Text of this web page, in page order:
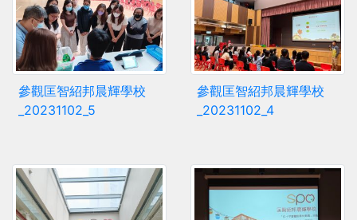
參觀匡智紹邦晨輝學校
_20231102_5
參觀匡智紹邦晨輝學校
_20231102_4